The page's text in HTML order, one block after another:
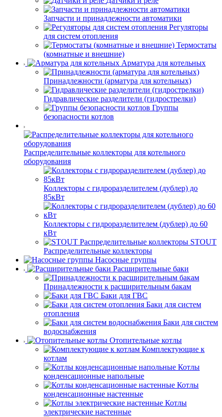
Запчасти и принадлежности автоматики
Регуляторы
для систем отопления
Термостаты
(комнатные и внешние)
Арматура для котельных
Принадлежности (арматура для котельных)
Гидравлические разделители (гидрострелки)
Группы
безопасности котлов
Распределительные коллекторы для котельного
оборудования
Коллекторы с гидроразделителем (дублер) до
85кВт
Коллекторы с гидроразделителем (дублер) до 60
кВт
STOUT
Распределительные коллекторы
Насосные группы
Расширительные баки
Принадлежности к расширительным бакам
Баки для ГВС
Баки для систем
отопления
Баки для систем
водоснабжения
Отопительные котлы
Комплектующие к
котлам
Котлы
конденсационные напольные
Котлы
конденсационные настенные
Котлы
электрические настенные